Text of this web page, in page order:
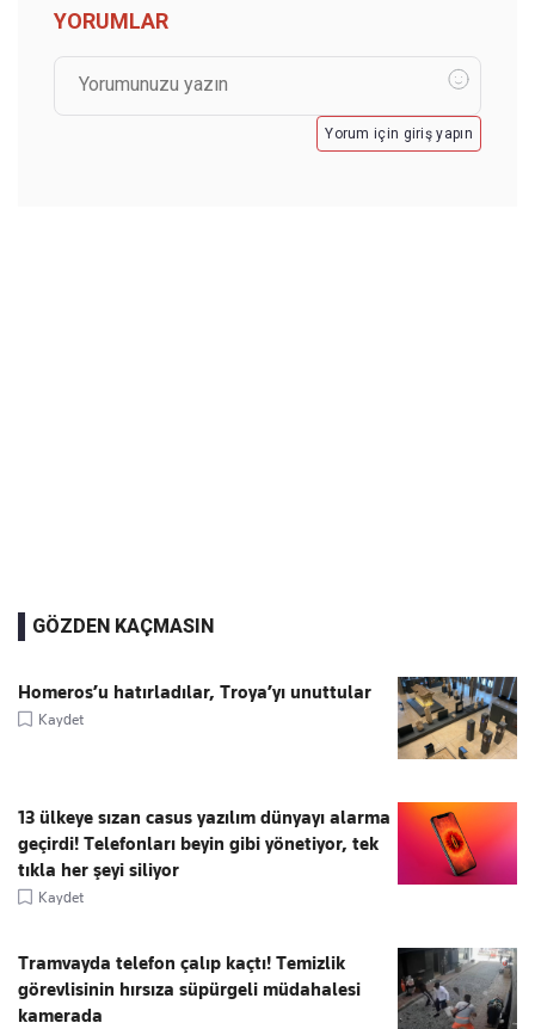
YORUMLAR
Yorum için giriş yapın
GÖZDEN KAÇMASIN
Homeros’u hatırladılar, Troya’yı unuttular
Kaydet
13 ülkeye sızan casus yazılım dünyayı alarma
geçirdi! Telefonları beyin gibi yönetiyor, tek
tıkla her şeyi siliyor
Kaydet
Tramvayda telefon çalıp kaçtı! Temizlik
görevlisinin hırsıza süpürgeli müdahalesi
kamerada